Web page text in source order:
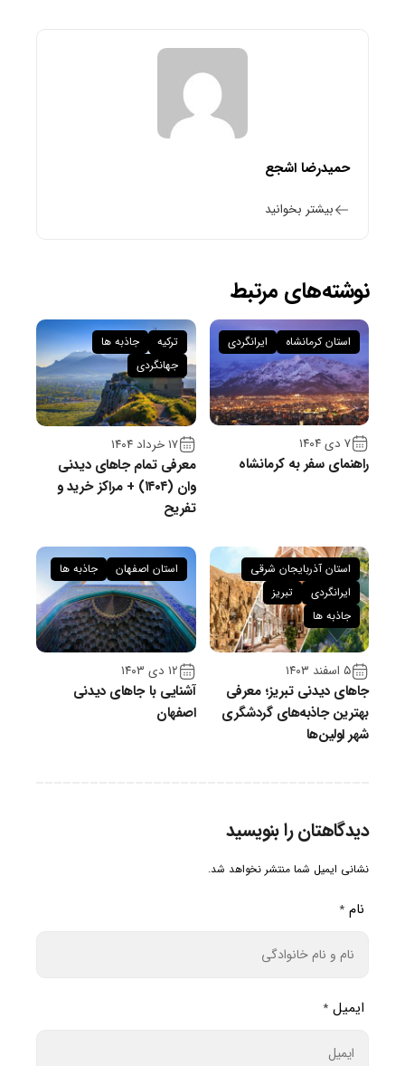
حمیدرضا اشجع
بیشتر بخوانید
نوشته‌های مرتبط
۷ دی ۱۴۰۴
راهنمای سفر به کرمانشاه
استان کرمانشاه ایرانگردی
۱۷ خرداد ۱۴۰۴
معرفی تمام جاهای دیدنی
وان (۱۴۰۴) + مراکز خرید و
تفریح
ترکیه
جاذبه ها
جهانگردی
۵ اسفند ۱۴۰۳
جاهای دیدنی تبریز؛ معرفی
بهترین جاذبه‌های گردشگری
شهر اولین‌ها
استان آذربایجان شرقی
ایرانگردی
تبریز
جاذبه ها
۱۲ دی ۱۴۰۳
آشنایی با جاهای دیدنی
اصفهان
استان اصفهان جاذبه ها
دیدگاهتان را بنویسید
نشانی ایمیل شما منتشر نخواهد شد.
نام *
ایمیل *